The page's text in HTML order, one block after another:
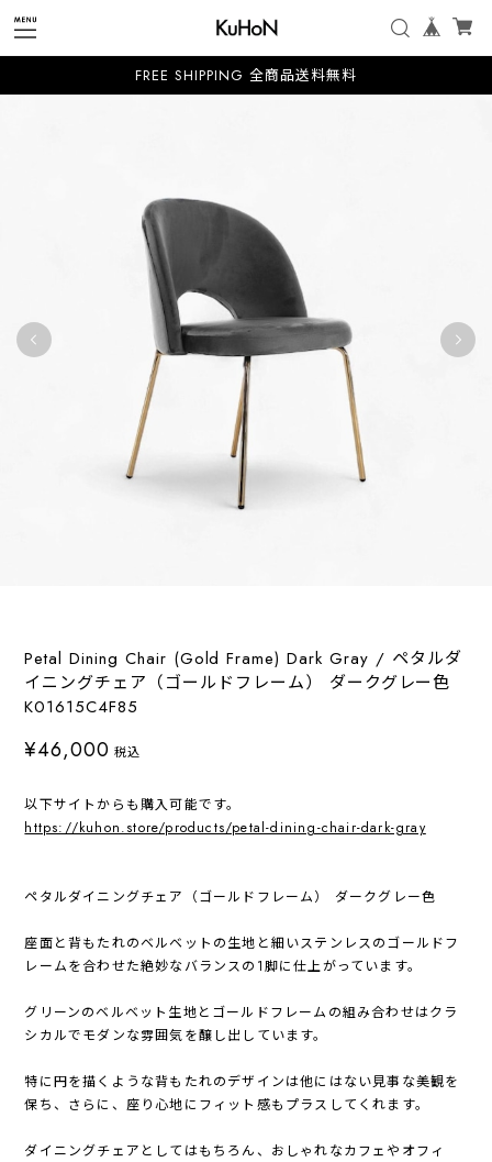
FREE SHIPPING 全商品送料無料
Petal Dining Chair (Gold Frame) Dark Gray / ペタルダ
イニングチェア（ゴールドフレーム） ダークグレー色
K01615C4F85
¥46,000 税込
以下サイトからも購入可能です。
https://kuhon.store/products/petal-dining-chair-dark-gray
ペタルダイニングチェア（ゴールドフレーム） ダークグレー色
座面と背もたれのベルベットの生地と細いステンレスのゴールドフ
レームを合わせた絶妙なバランスの1脚に仕上がっています。
グリーンのベルベット生地とゴールドフレームの組み合わせはクラ
シカルでモダンな雰囲気を醸し出しています。
特に円を描くような背もたれのデザインは他にはない見事な美観を
保ち、さらに、座り心地にフィット感もプラスしてくれます。
ダイニングチェアとしてはもちろん、おしゃれなカフェやオフィ